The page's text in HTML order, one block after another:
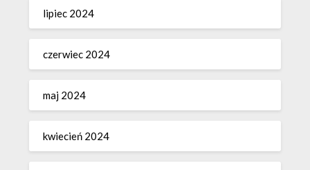
lipiec 2024
czerwiec 2024
maj 2024
kwiecień 2024